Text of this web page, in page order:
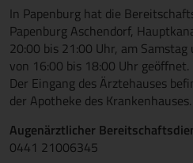
In Papenburg hat die
Papenburg Aschendorf,
20:00 bis 21:00 Uhr, am
von 16:00 bis 18:00 Uhr
Der Eingang des Ärztehauses
der Apotheke des Krankenhauses.
Augenärztlicher
0441 21006345